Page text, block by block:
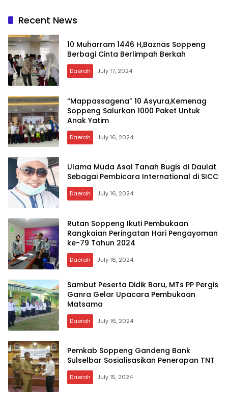
Recent News
10 Muharram 1446 H,Baznas Soppeng
Berbagi Cinta Berlimpah Berkah
Daerah July 17, 2024
“Mappassagena” 10 Asyura,Kemenag
Soppeng Salurkan 1000 Paket Untuk
Anak Yatim
Daerah July 16, 2024
Ulama Muda Asal Tanah Bugis di Daulat
Sebagai Pembicara International di SICC
Daerah July 16, 2024
WartasulselnewsRutan Soppeng Ikuti Pembukaan
Rangkaian Peringatan Hari Pengayoman
ke-79 Tahun 2024
Daerah July 16, 2024
Sambut Peserta Didik Baru, MTs PP Pergis
Ganra Gelar Upacara Pembukaan
Matsama
Daerah July 16, 2024
Pemkab Soppeng Gandeng Bank
Sulselbar Sosialisasikan Penerapan TNT
Daerah July 15, 2024